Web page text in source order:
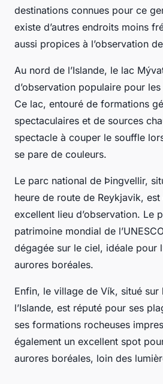
destinations connues pour ce
existe d’autres endroits moins
aussi propices à l’observation
Au nord de l’Islande, le lac
d’observation populaire pour
Ce lac, entouré de formations
spectaculaires et de sources
spectacle à couper le souffle
se pare de couleurs.
Le parc national de Þingvellir,
heure de route de Reykjavik,
excellent lieu d’observation. Le
patrimoine mondial de
dégagée sur le ciel, idéale pour
aurores boréales.
Enfin, le village de Vík, situé sur
l’Islande, est réputé pour ses
ses formations rocheuses
également un excellent spot
aurores boréales, loin des